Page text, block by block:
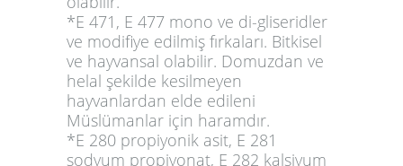
*E 471, E 477 mono ve di-gliseridler
ve modifiye edilmiş fırkaları. Bitkisel
ve hayvansal olabilir. Domuzdan ve
helal şekilde kesilmeyen
hayvanlardan elde edileni
Müslümanlar için haramdır.
*E 280 propiyonik asit, E 281
sodyum propiyonat, E 282 kalsiyum